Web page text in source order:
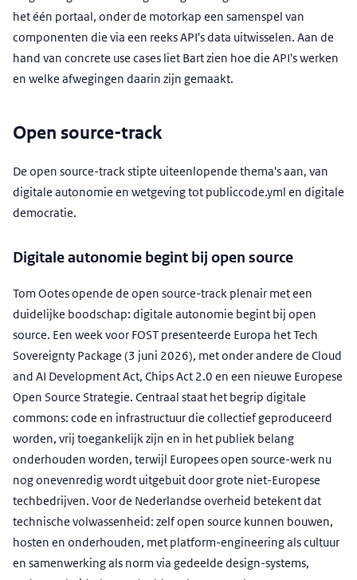
het één portaal, onder de motorkap een samenspel van
componenten die via een reeks API's data uitwisselen. Aan de
hand van concrete use cases liet Bart zien hoe die API's werken
en welke afwegingen daarin zijn gemaakt.
Open source-track
De open source-track stipte uiteenlopende thema's aan, van
digitale autonomie en wetgeving tot publiccode.yml en digitale
democratie.
Digitale autonomie begint bij open source
Tom Ootes opende de open source-track plenair met een
duidelijke boodschap: digitale autonomie begint bij open
source. Een week voor FOST presenteerde Europa het Tech
Sovereignty Package (3 juni 2026), met onder andere de Cloud
and AI Development Act, Chips Act 2.0 en een nieuwe Europese
Open Source Strategie. Centraal staat het begrip digitale
commons: code en infrastructuur die collectief geproduceerd
worden, vrij toegankelijk zijn en in het publiek belang
onderhouden worden, terwijl Europees open source-werk nu
nog onevenredig wordt uitgebuit door grote niet-Europese
techbedrijven. Voor de Nederlandse overheid betekent dat
technische volwassenheid: zelf open source kunnen bouwen,
hosten en onderhouden, met platform-engineering als cultuur
en samenwerking als norm via gedeelde design-systems,